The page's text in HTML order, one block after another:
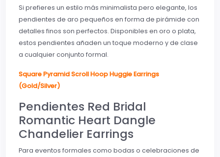
Si prefieres un estilo más minimalista pero elegante, los
pendientes de aro pequeños en forma de pirámide con
detalles finos son perfectos. Disponibles en oro o plata,
estos pendientes añaden un toque moderno y de clase
a cualquier conjunto formal.
Square Pyramid Scroll Hoop Huggie Earrings
(Gold/Silver)
Pendientes Red Bridal
Romantic Heart Dangle
Chandelier Earrings
Para eventos formales como bodas o celebraciones de